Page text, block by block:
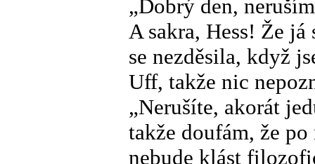
„Dobrý den,
A sakra, Hess! Že já
se nezděsila, když
Uff, takže nic
„Nerušíte, akorát
takže doufám, že
nebude klást